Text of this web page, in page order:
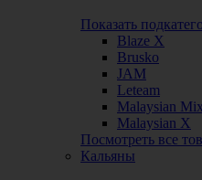
Показать
Blaze X
Brusko
JAM
Leteam
Malaysian
Malaysian X
Посмотреть все
Кальяны